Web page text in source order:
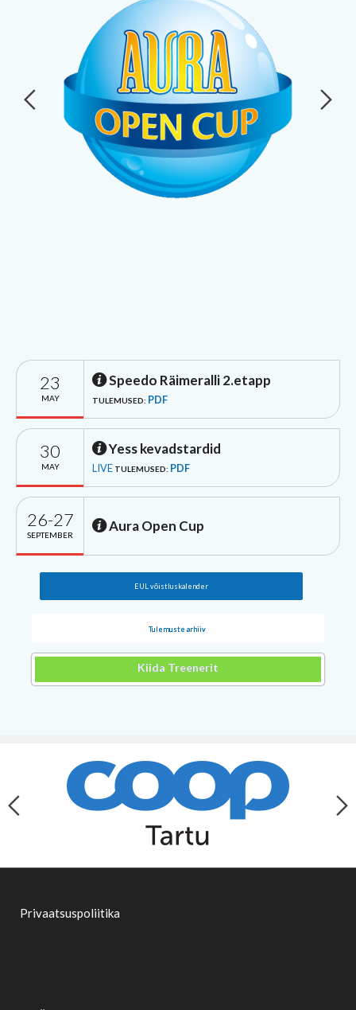
23
MAY
Speedo Räimeralli 2.etapp
TULEMUSED: PDF
30
MAY
Yess kevadstardid
LIVE TULEMUSED: PDF
26-27
SEPTEMBER
Aura Open Cup
EUL võistluskalender
Tulemuste arhiiv
Kiida Treenerit
Privaatsuspoliitika